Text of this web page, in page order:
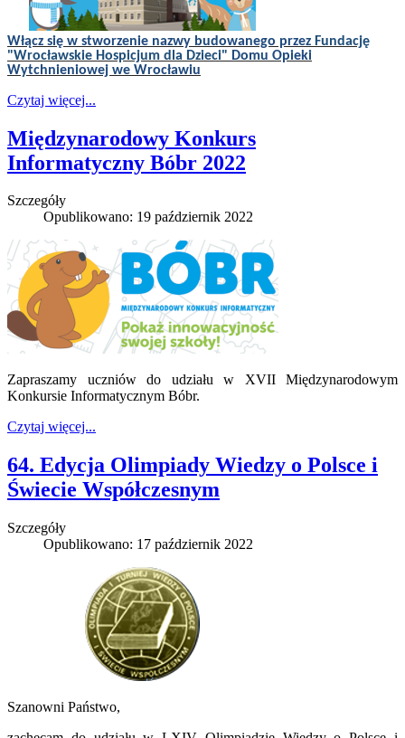
Włącz się w stworzenie nazwy budowanego przez Fundację
"Wrocławskie Hospicjum dla Dzieci" Domu Opieki
Wytchnieniowej we Wrocławiu
Czytaj więcej...
Międzynarodowy Konkurs
Informatyczny Bóbr 2022
Szczegóły
Opublikowano: 19 październik 2022
Zapraszamy uczniów do udziału w XVII Międzynarodowym
Konkursie Informatycznym Bóbr.
Czytaj więcej...
64. Edycja Olimpiady Wiedzy o Polsce i
Świecie Współczesnym
Szczegóły
Opublikowano: 17 październik 2022
Szanowni Państwo,